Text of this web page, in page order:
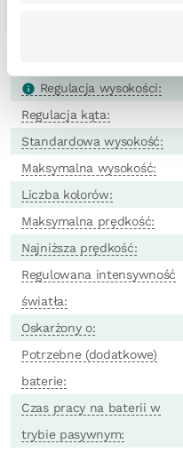
Regulacja wysokości:
Regulacja kąta:
Standardowa wysokość:
Maksymalna wysokość:
Liczba kolorów:
Maksymalna prędkość:
Najniższa prędkość:
Regulowana intensywność
światła:
Oskarżony o:
Potrzebne (dodatkowe)
baterie:
Czas pracy na baterii w
trybie pasywnym: